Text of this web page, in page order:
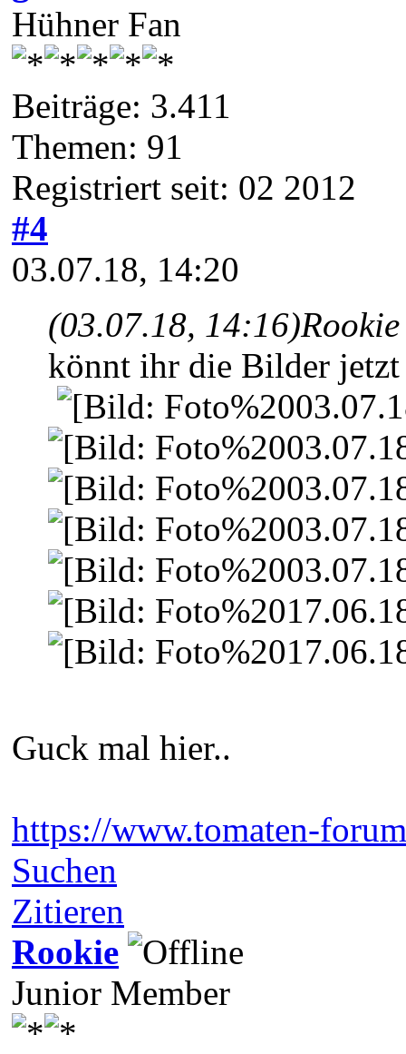
Hühner Fan
Beiträge: 3.411
Themen: 91
Registriert seit: 02 2012
#4
03.07.18, 14:20
(03.07.18, 14:16)
könnt ihr die Bilder jetzt
Guck mal hier..
https://www.tomaten-
Suchen
Zitieren
Rookie
Junior Member